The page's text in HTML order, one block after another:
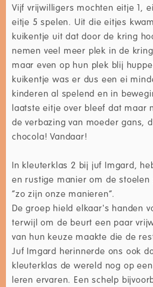
Vijf vrijwilligers mochten eitje 1,
eitje 5 spelen. Uit die eitjes
kuikentje uit dat door de kring
nemen veel meer plek in de
maar even op hun plek blij
kuikentje was er dus een ei
kinderen al spelend en in
laatste eitje over bleef dat maar
de verbazing van moeder gans,
chocola! Vandaar!
In kleuterklas 2 bij juf Imgard,
en rustige manier om de
“zo zijn onze manieren”.
De groep hield elkaar's handen
terwijl om de beurt een paar
van hun keuze maakte die de
Juf Imgard herinnerde ons ook
kleuterklas de wereld nog op
leren ervaren. Een schelp